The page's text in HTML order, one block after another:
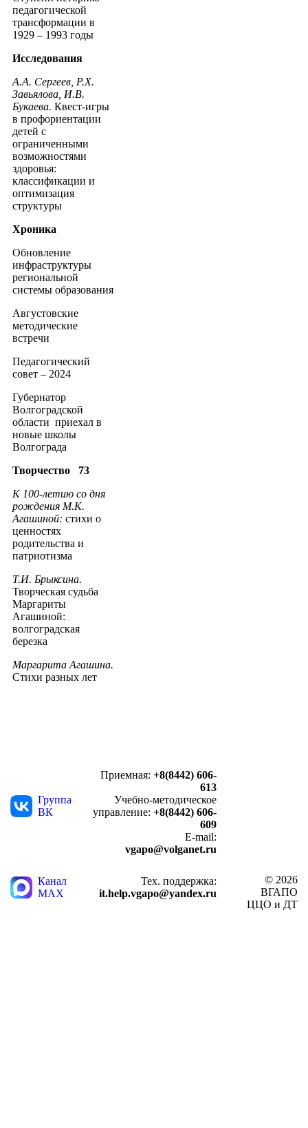
педагогической
трансформации в
1929 – 1993 годы
Исследования
А.А. Сергеев, Р.Х.
Завьялова, И.В.
Букаева. Квест-игры
в профориентации
детей с
ограниченными
возможностями
здоровья:
классификации и
оптимизация
структуры
Хроника
Обновление
инфраструктуры
региональной
системы образования
Августовские
методические
встречи
Педагогический
совет – 2024
Губернатор
Волгоградской
области приехал в
новые школы
Волгограда
Творчество 73
К 100-летию со дня
рождения М.К.
Агашиной: стихи о
ценностях
родительства и
патриотизма
Т.И. Брыксина.
Творческая судьба
Маргариты
Агашиной:
волгоградская
березка
Маргарита Агашина.
Стихи разных лет
Группа
ВК
Приемная: +8(8442) 606-
613
Учебно-методическое
управление: +8(8442) 606-
609
E-mail:
vgapo@volganet.ru
Канал
MAX
Тех. поддержка:
it.help.vgapo@yandex.ru
© 2026
ВГАПО
ЦЦО и ДТ